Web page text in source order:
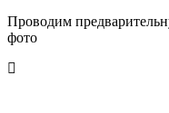
Проводим
фото